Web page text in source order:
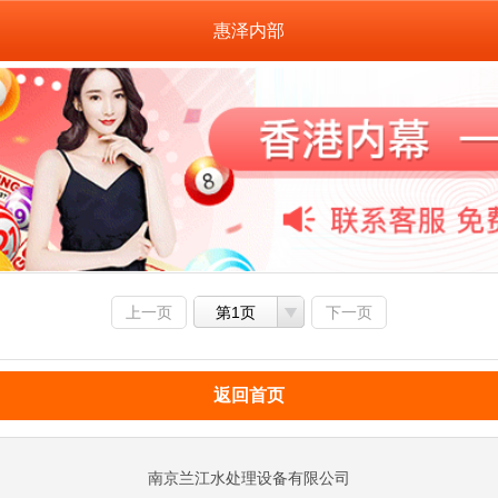
惠泽内部
上一页 第1页 下一页
返回首页
南京兰江水处理设备有限公司